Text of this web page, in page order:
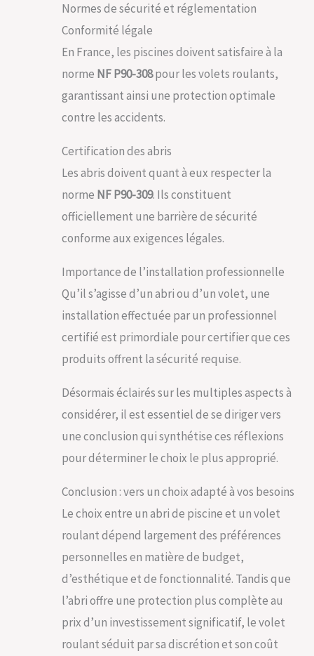
Normes de sécurité et réglementation
Conformité légale
En France, les piscines doivent satisfaire à la
norme NF P90-308pour les volets roulants,
garantissant ainsi une protection optimale
contre les accidents.
Certification des abris
Les abris doivent quant à eux respecter la
norme NF P90-309. Ils constituent
officiellement une barrière de sécurité
conforme aux exigences légales.
Importance de l’installation professionnelle
Qu’il s’agisse d’un abri ou d’un volet, une
installation effectuée par un professionnel
certifié est primordiale pour certifier que ces
produits offrent la sécurité requise.
Désormais éclairés sur les multiples aspects à
considérer, il est essentiel de se diriger vers
une conclusion qui synthétise ces réflexions
pour déterminer le choix le plus approprié.
Conclusion : vers un choix adapté à vos besoins
Le choix entre un abri de piscine et un volet
roulant dépend largement des préférences
personnelles en matière de budget,
d’esthétique et de fonctionnalité. Tandis que
l’abri offre une protection plus complète au
prix d’un investissement significatif, le volet
roulant séduit par sa discrétion et son coût